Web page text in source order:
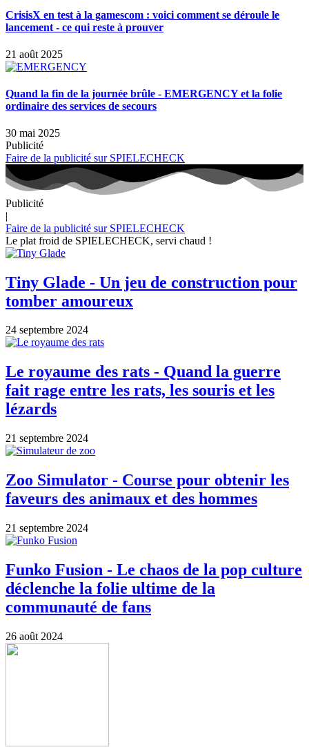
CrisisX en test à la gamescom : voici comment se déroule le
lancement - ce qui reste à prouver
21 août 2025
Quand la fin de la journée brûle - EMERGENCY et la folie
ordinaire des services de secours
30 mai 2025
Publicité
Faire de la publicité sur SPIELECHECK
Publicité
|
Faire de la publicité sur SPIELECHECK
Le plat froid de SPIELECHECK, servi chaud !
Tiny Glade - Un jeu de construction pour
tomber amoureux
24 septembre 2024
Le royaume des rats - Quand la guerre
fait rage entre les rats, les souris et les
lézards
21 septembre 2024
Zoo Simulator - Course pour obtenir les
faveurs des animaux et des hommes
21 septembre 2024
Funko Fusion - Le chaos de la pop culture
déclenche la folie ultime de la
communauté de fans
26 août 2024